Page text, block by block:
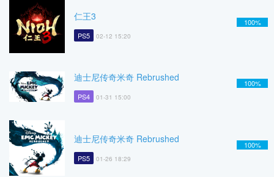
仁王3
PS5 02-12 15:20
100%
迪士尼传奇米奇 Rebrushed
PS4 01-31 15:00
100%
迪士尼传奇米奇 Rebrushed
PS5 01-26 18:29
100%